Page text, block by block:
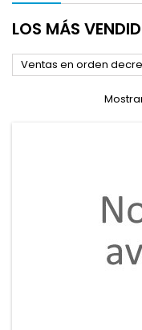
LOS MÁS
Ventas en orden